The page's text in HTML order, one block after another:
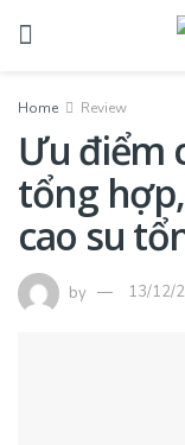
Home Review
Ưu điểm
tổng
cao su
by 13/12/